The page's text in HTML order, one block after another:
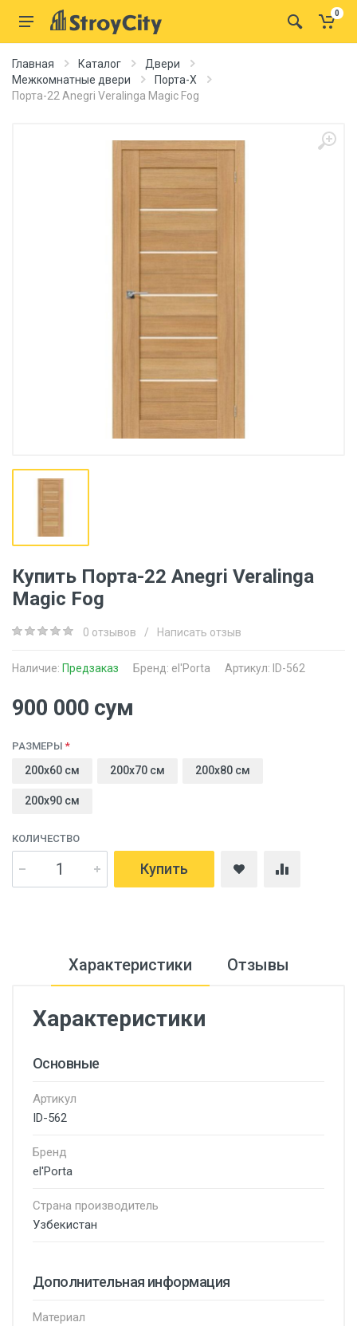
0
Главная Каталог
Двери
Межкомнатные двери
Порта-X
Порта-22 Anegri Veralinga Magic Fog
Купить Порта-22 Anegri Veralinga
Magic Fog
0 отзывов / Написать отзыв
Наличие: Предзаказ Бренд: el'Porta Артикул: ID-562
900 000 сум
РАЗМЕРЫ
200x60 cм 200x70 cм 200x80 cм
200x90 cм
КОЛИЧЕСТВО
Купить
Характеристики Отзывы
Характеристики
Основные
Артикул
ID-562
Бренд
el'Porta
Страна производитель
Узбекистан
Дополнительная информация
Материал